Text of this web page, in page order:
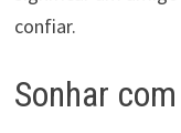
confiar.
Sonhar